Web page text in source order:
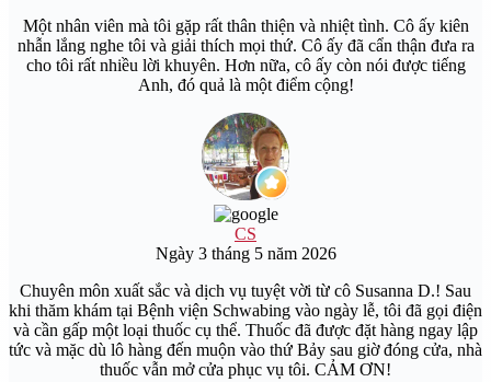
Một nhân viên mà tôi gặp rất thân thiện và nhiệt tình. Cô ấy kiên
nhẫn lắng nghe tôi và giải thích mọi thứ. Cô ấy đã cẩn thận đưa ra
cho tôi rất nhiều lời khuyên. Hơn nữa, cô ấy còn nói được tiếng
Anh, đó quả là một điểm cộng!
CS
Ngày 3 tháng 5 năm 2026
Chuyên môn xuất sắc và dịch vụ tuyệt vời từ cô Susanna D.! Sau
khi thăm khám tại Bệnh viện Schwabing vào ngày lễ, tôi đã gọi điện
và cần gấp một loại thuốc cụ thể. Thuốc đã được đặt hàng ngay lập
tức và mặc dù lô hàng đến muộn vào thứ Bảy sau giờ đóng cửa, nhà
thuốc vẫn mở cửa phục vụ tôi. CẢM ƠN!